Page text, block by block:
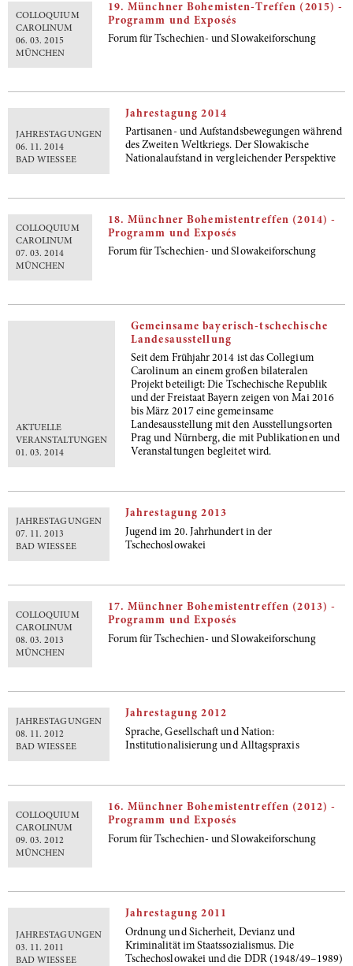
COLLOQUIUM
CAROLINUM
06. 03. 2015
MÜNCHEN
19. Münchner Bohemisten-Treffen (2015) -
Programm und Exposés
Forum für Tschechien- und Slowakeiforschung
JAHRESTAGUNGEN
06. 11. 2014
BAD WIESSEE
Jahrestagung 2014
Partisanen- und Aufstandsbewegungen während
des Zweiten Weltkriegs. Der Slowakische
Nationalaufstand in vergleichender Perspektive
COLLOQUIUM
CAROLINUM
07. 03. 2014
MÜNCHEN
18. Münchner Bohemistentreffen (2014) -
Programm und Exposés
Forum für Tschechien- und Slowakeiforschung
AKTUELLE
VERANSTALTUNGEN
01. 03. 2014
Gemeinsame bayerisch-tschechische
Landesausstellung
Seit dem Frühjahr 2014 ist das Collegium
Carolinum an einem großen bilateralen
Projekt beteiligt: Die Tschechische Republik
und der Freistaat Bayern zeigen von Mai 2016
bis März 2017 eine gemeinsame
Landesausstellung mit den Ausstellungsorten
Prag und Nürnberg, die mit Publikationen und
Veranstaltungen begleitet wird.
JAHRESTAGUNGEN
07. 11. 2013
BAD WIESSEE
Jahrestagung 2013
Jugend im 20. Jahrhundert in der
Tschechoslowakei
COLLOQUIUM
CAROLINUM
08. 03. 2013
MÜNCHEN
17. Münchner Bohemistentreffen (2013) -
Programm und Exposés
Forum für Tschechien- und Slowakeiforschung
JAHRESTAGUNGEN
08. 11. 2012
BAD WIESSEE
Jahrestagung 2012
Sprache, Gesellschaft und Nation:
Institutionalisierung und Alltagspraxis
COLLOQUIUM
CAROLINUM
09. 03. 2012
MÜNCHEN
16. Münchner Bohemistentreffen (2012) -
Programm und Exposés
Forum für Tschechien- und Slowakeiforschung
JAHRESTAGUNGEN
03. 11. 2011
BAD WIESSEE
Jahrestagung 2011
Ordnung und Sicherheit, Devianz und
Kriminalität im Staatssozialismus. Die
Tschechoslowakei und die DDR (1948/49–1989)